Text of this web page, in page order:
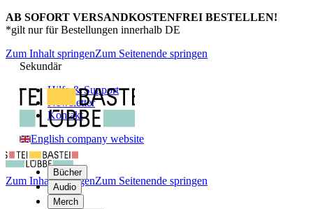
AB SOFORT VERSANDKOSTENFREI BESTELLEN!
*gilt nur für Bestellungen innerhalb DE
Zum Inhalt springenZum Seitenende springen
Sekundär
Hilfe & Support
Newsletter
Kontakt
English company website
Bücher
Audio
Merch
Zum Inhalt springenZum Seitenende springen